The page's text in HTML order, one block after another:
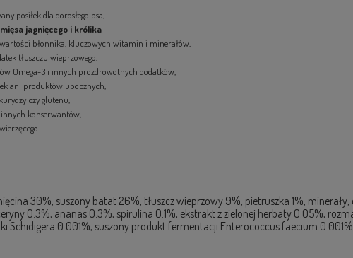
posiłek dla dorosłego psa,
jagnięcego i królika
błonnika, kluczowych witamin i minerałów,
tłuszczu wieprzowego,
Omega-3 i innych prozdrowotnych dodatków,
ani produktów ubocznych,
czy glutenu,
konserwantów,
30%, suszony batat 26%, tłuszcz wieprzowy 9%, pietruszka 1%,
0.3%, ananas 0.3%, spirulina 0.1%, ekstrakt z zielonej herbaty 0.05%,
Schidigera 0.001%, suszony produkt fermentacji Enterococcus faecium 0.001%